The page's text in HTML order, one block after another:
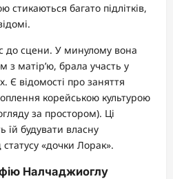
стикаються багато підлітків,
до сцени. У минулому вона
з матір’ю, брала участь у
Є відомості про заняття
корейською культурою
за простором). Ці
їй будувати власну
«дочки Лорак».
Налчаджиоглу